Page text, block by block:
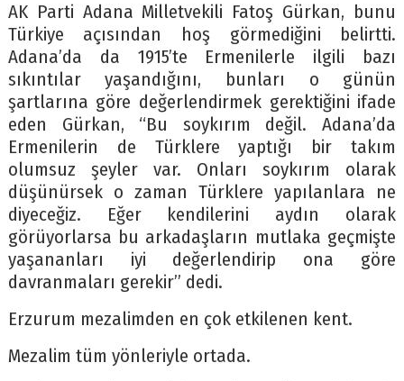
AK Parti Adana Milletvekili Fatoş Gürkan, bunu
Türkiye açısından hoş görmediğini belirtti.
Adana’da da 1915’te Ermenilerle ilgili bazı
sıkıntılar yaşandığını, bunları o günün
şartlarına göre değerlendirmek gerektiğini ifade
eden Gürkan, “Bu soykırım değil. Adana’da
Ermenilerin de Türklere yaptığı bir takım
olumsuz şeyler var. Onları soykırım olarak
düşünürsek o zaman Türklere yapılanlara ne
diyeceğiz. Eğer kendilerini aydın olarak
görüyorlarsa bu arkadaşların mutlaka geçmişte
yaşananları iyi değerlendirip ona göre
davranmaları gerekir” dedi.
Erzurum mezalimden en çok etkilenen kent.
Mezalim tüm yönleriyle ortada.